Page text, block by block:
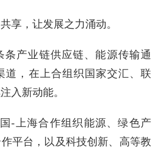
享，让发展之力涌动。
条产业链供应链、能源传输通
道，在上合组织国家交汇、联
入新动能。
-上海合作组织能源、绿色产
平台，以及科技创新、高等教